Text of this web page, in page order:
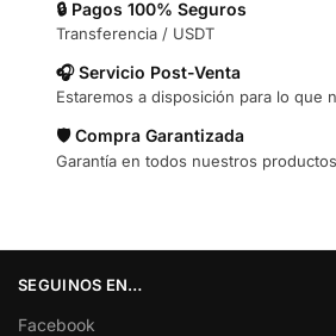
🔒 Pagos 100% Seguros
Transferencia / USDT
🎧 Servicio Post-Venta
Estaremos a disposición para lo que
🛡️ Compra Garantizada
Garantía en todos nuestros productos
SEGUINOS EN…
Facebook